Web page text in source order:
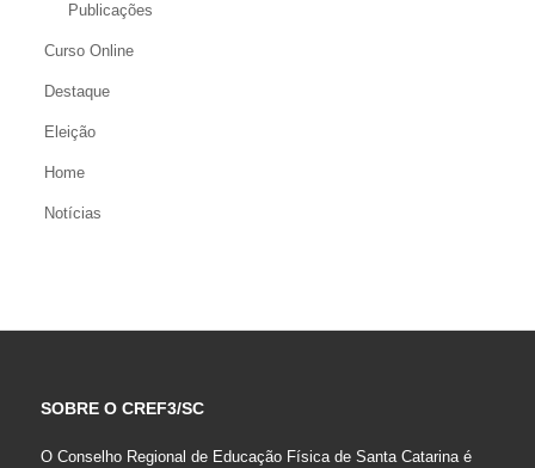
Publicações
Curso Online
Destaque
Eleição
Home
Notícias
SOBRE O CREF3/SC
O Conselho Regional de Educação Física de Santa Catarina é